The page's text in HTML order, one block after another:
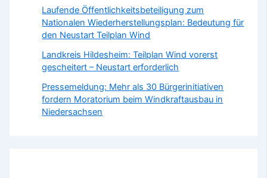
Laufende Öffentlichkeitsbeteiligung zum
Nationalen Wiederherstellungsplan: Bedeutung für
den Neustart Teilplan Wind
Landkreis Hildesheim: Teilplan Wind vorerst
gescheitert – Neustart erforderlich
Pressemeldung: Mehr als 30 Bürgerinitiativen
fordern Moratorium beim Windkraftausbau in
Niedersachsen